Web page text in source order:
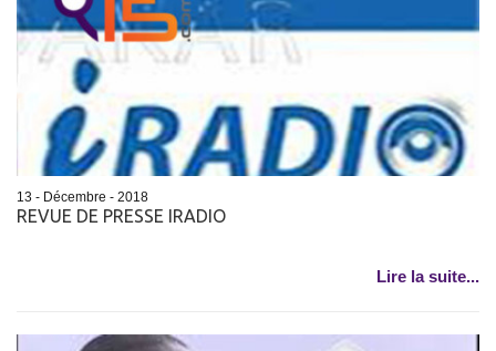
13 - Décembre - 2018
REVUE DE PRESSE IRADIO
Lire la suite...